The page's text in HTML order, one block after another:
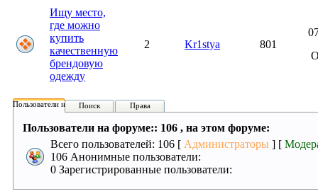
Ищу место,
где можно
купить
качественную
брендовую
одежду
2 Kr1stya 801
Пользователи на форуме:
Поиск Права
Пользователи на форуме:: 106 , на этом форуме:
Всего пользователей: 106 [ Администраторы ] [
106 Анонимные пользователи:
0 Зарегистрированные пользователи: